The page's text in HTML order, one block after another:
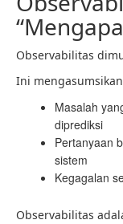
Observabilitas
Ini
Masalah
diprediksi
Pertanyaan
sistem
Kegagalan
Observabilitas